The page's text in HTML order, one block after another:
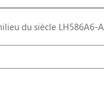
du siècle LH586A6-A